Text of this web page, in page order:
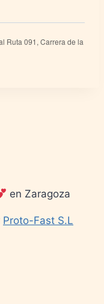
Ruta 091, Carrera de la
en Zaragoza
Proto-Fast S.L